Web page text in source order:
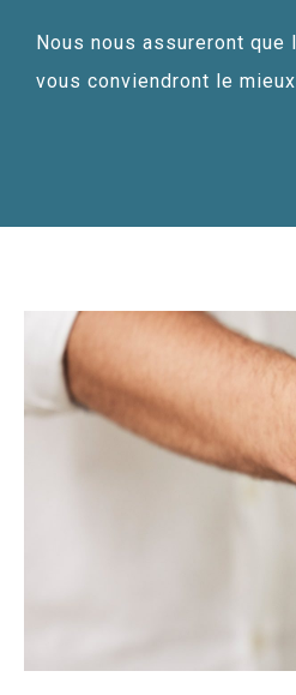
Nous nous assureront
vous conviendront le